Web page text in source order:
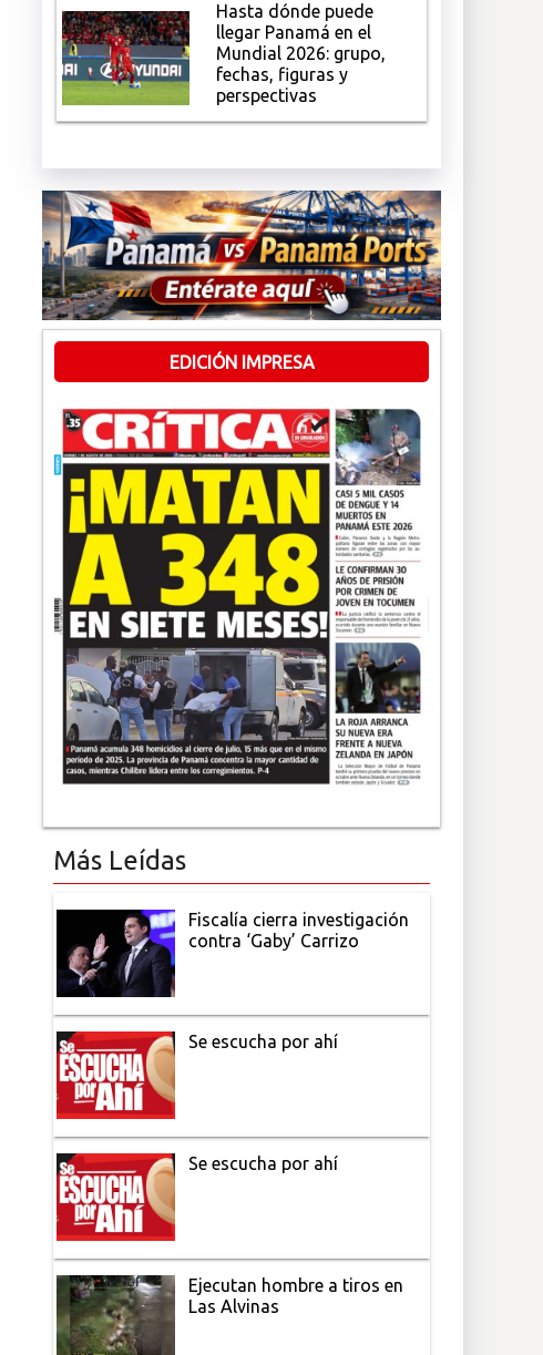
Hasta dónde puede
llegar Panamá en el
Mundial 2026: grupo,
fechas, figuras y
perspectivas
EDICIÓN IMPRESA
Más Leídas
Fiscalía cierra investigación
contra ‘Gaby’ Carrizo
Se escucha por ahí
Se escucha por ahí
Ejecutan hombre a tiros en
Las Alvinas